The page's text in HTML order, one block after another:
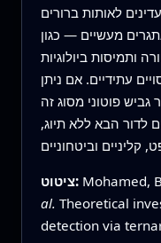
לאותות ברורים
מעשיים — כגון
ותמיסות ביולוגיות
עתידיים. אם ניתן
פוטוני מסוג זה
לדור הבא ללא תיוג,
ציטוט: Mohamed,
al. Theoretical
detection via